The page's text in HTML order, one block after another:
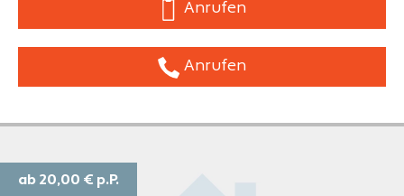
Anrufen
Anrufen
ab 20,00 € p.P.